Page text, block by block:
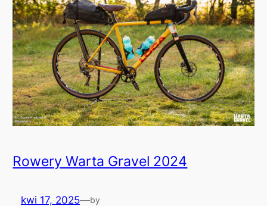
Rowery Warta Gravel 2024
kwi 17, 2025—by